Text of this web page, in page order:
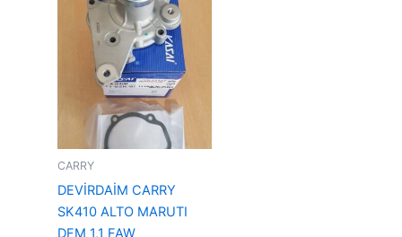
CARRY
DEVİRDAİM CARRY
SK410 ALTO MARUTI
DFM 1,1 FAW